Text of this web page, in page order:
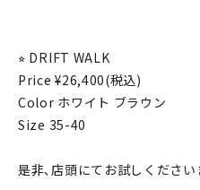
⭐︎ DRIFT WALK
Price ¥26,400(税込)
Color ホワイト ブラウン
Size 35-40
是非､店頭にてお試しくださ